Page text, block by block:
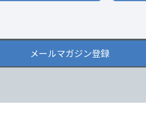
メールマガジン登録